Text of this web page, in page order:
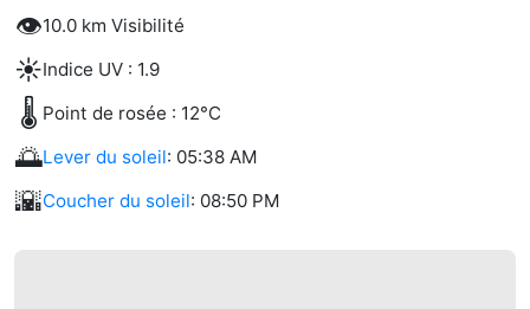
👁️10.0 km Visibilité
☀️Indice UV : 1.9
🌡️ Point de rosée : 12°C
🌅Lever du soleil: 05:38 AM
🌇Coucher du soleil: 08:50 PM